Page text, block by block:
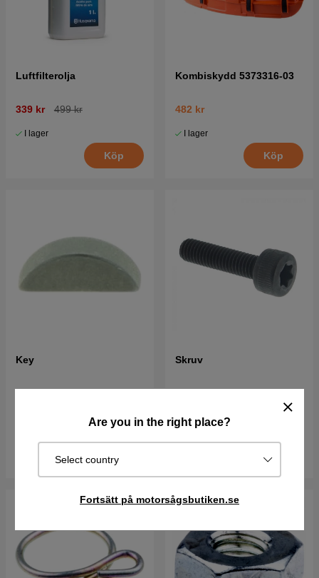
Are you in the right place?
Select country
Fortsätt på motorsågsbutiken.se
Luftfilterolja
339 kr 499 kr
I lager
Köp
Kombiskydd 5373316-03
482 kr
I lager
Köp
Key
Best. vara. Skickas om 2-5
Köp
Skruv
Köp